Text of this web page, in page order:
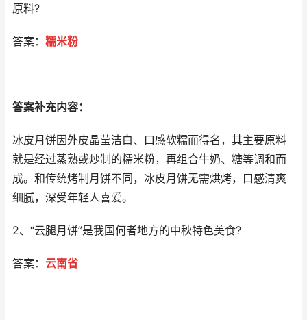
原料?
答案： 糯米粉
答案补充内容：
冰皮月饼因外皮晶莹洁白、口感软糯而得名，其主要原料
就是经过蒸熟或炒制的糯米粉，再组合牛奶、糖等调和而
成。和传统烤制月饼不同，冰皮月饼无需烘烤，口感清爽
细腻，深受年轻人喜爱。
2、“云腿月饼”是我国何者地方的中秋特色美食?
答案： 云南省